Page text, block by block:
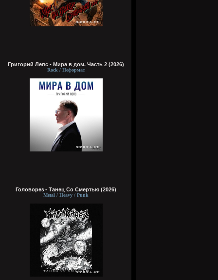
Григорий Лепс - Мира в дом. Часть 2 (2026)
Rock / Неформат
Головорез - Tанец Со Смертью (2026)
Metal / Heavy / Punk